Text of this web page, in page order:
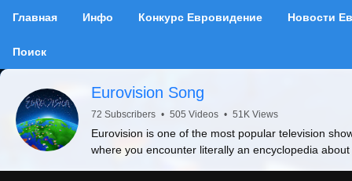
Главная Инфо Конкурс Евровидение Новости
Поиск
Eurovision Song
72 Subscribers • 505 Videos • 51K Views
Eurovision is one of the most popular television
where you encounter literally an encyclopedia